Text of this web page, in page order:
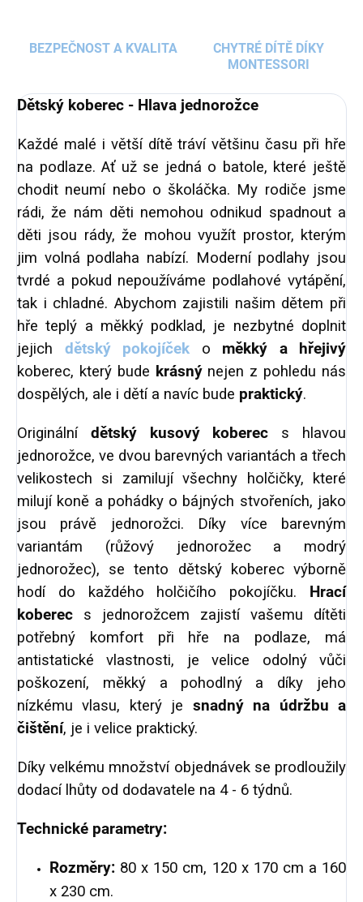
BEZPEČNOST A KVALITA
CHYTRÉ DÍTĚ DÍKY
MONTESSORI
Dětský koberec - Hlava jednorožce
Každé malé i větší dítě tráví většinu času při hře
na podlaze. Ať už se jedná o batole, které ještě
chodit neumí nebo o školáčka. My rodiče jsme
rádi, že nám děti nemohou odnikud spadnout a
děti jsou rády, že mohou využít prostor, kterým
jim volná podlaha nabízí. Moderní podlahy jsou
tvrdé a pokud nepoužíváme podlahové vytápění,
tak i chladné. Abychom zajistili našim dětem při
hře teplý a měkký podklad, je nezbytné doplnit
jejich dětský pokojíček o měkký a hřejivý
koberec, který bude krásnýnejen z pohledu nás
dospělých, ale i dětí a navíc bude praktický.
Originálnídětský kusový koberec s hlavou
jednorožce, ve dvou barevných variantách a třech
velikostech si zamilují všechny holčičky, které
milují koně a pohádky o bájných stvořeních, jako
jsou právě jednorožci. Díky více barevným
variantám (růžový jednorožec a modrý
jednorožec), se tento dětský koberec výborně
hodí do každého holčičího pokojíčku. Hrací
koberec s jednorožcem zajistí vašemu dítěti
potřebný komfort při hře na podlaze, má
antistatické vlastnosti, je velice odolný vůči
poškození, měkký a pohodlný a díky jeho
nízkému vlasu, který je snadný na údržbu a
čištění, je i velice praktický.
Díky velkému množství objednávek se prodloužily
dodací lhůty od dodavatele na 4 - 6 týdnů.
Technické parametry:
Rozměry: 80 x 150 cm, 120 x 170 cm a 160
x 230 cm.